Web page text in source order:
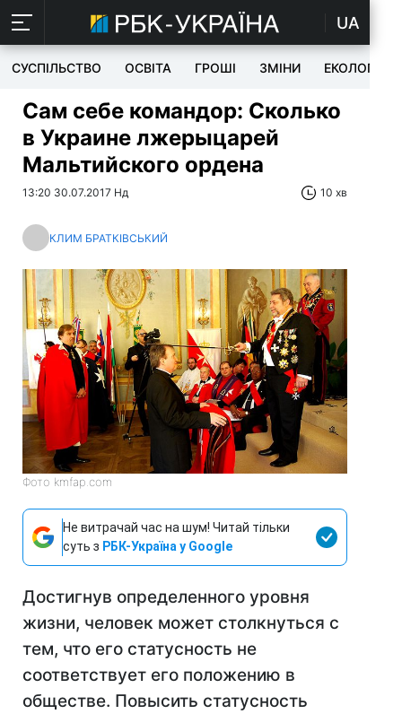
UA
СУСПІЛЬСТВО ОСВІТА ГРОШІ ЗМІНИ ЕКОЛОГІЯ
Сам себе командор: Сколько
в Украине лжерыцарей
Мальтийского ордена
13:20 30.07.2017 Нд 10 хв
КЛИМ БРАТКІВСЬКИЙ
Фото kmfap.com
Не витрачай час на шум! Читай тільки
суть з РБК-Україна у Google
Достигнув определенного уровня
жизни, человек может столкнуться с
тем, что его статусность не
соответствует его положению в
обществе. Повысить статусность